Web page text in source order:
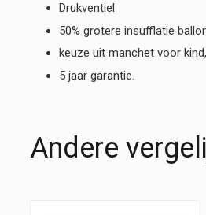
Drukventiel
50% grotere insufflatie
keuze uit manchet voor
5 jaar garantie.
Andere